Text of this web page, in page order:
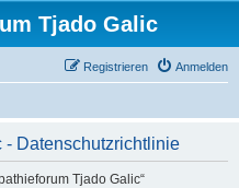
Tjado Galic
Anmelden
Registrieren
- Datenschutzrichtlinie
Tjado Galic“